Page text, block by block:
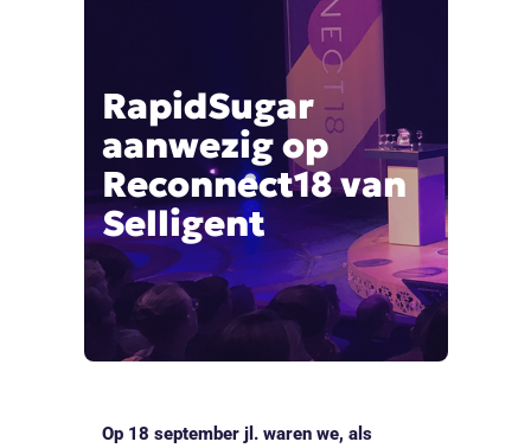
RapidSugar
aanwezig op
Reconnect18 van
Selligent
Op 18 september jl. waren we, als